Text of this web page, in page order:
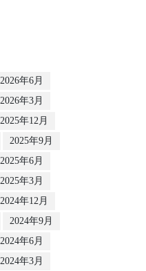
2026年6月
2026年3月
2025年12月
2025年9月
2025年6月
2025年3月
2024年12月
2024年9月
2024年6月
2024年3月